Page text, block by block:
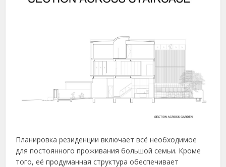
Планировка резиденции включает всё необходимое
для постоянного проживания большой семьи. Кроме
того, её продуманная структура обеспечивает